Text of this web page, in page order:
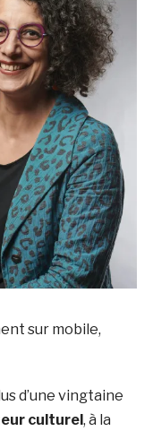
sur mobile,
d’une vingtaine
culturel, à la